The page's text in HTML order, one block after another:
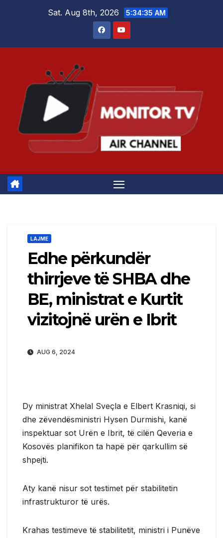
Sat. Aug 8th, 2026 5:34:35 AM
LAJME
Edhe përkundër
thirrjeve të SHBA dhe
BE, ministrat e Kurtit
vizitojnë urën e Ibrit
AUG 6, 2024
Dy ministrat Xhelal Sveçla e Elbert Krasniqi, si
dhe zëvendësministri Hysen Durmishi, kanë
inspektuar sot Urën e Ibrit, të cilën Qeveria e
Kosovës planifikon ta hapë për qarkullim së
shpejti.
Aty kanë nisur sot testimet për stabilitetin
infrastrukturor të urës.
Krahas testimeve të stabilitetit, ministri i Punëve